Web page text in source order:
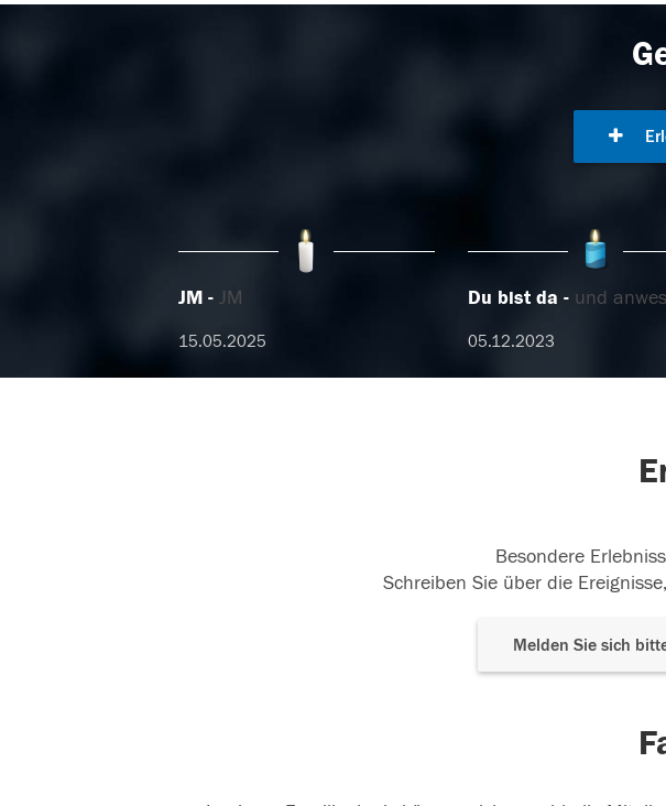
JM JM
15.05.2025
Du bist da und
05.12.2023
Besondere
Schreiben Sie über die
Melden Sie sich